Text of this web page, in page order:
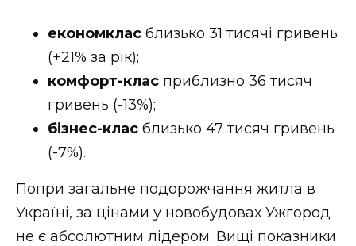
економклас близько 31 тисячі гривень
(+21% за рік);
комфорт-клас приблизно 36 тисяч
гривень (-13%);
бізнес-клас близько 47 тисяч гривень
(-7%).
Попри загальне подорожчання житла в
Україні, за цінами у новобудовах Ужгород
не є абсолютним лідером. Вищі показники